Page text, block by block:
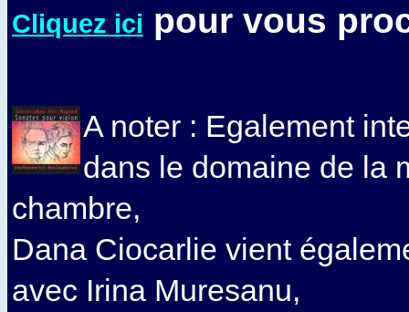
Cliquez ici pour vous
A noter : Egalement
dans le domaine de la
chambre,
Dana Ciocarlie vient
avec Irina Muresanu,